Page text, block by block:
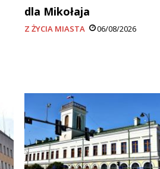
dla Mikołaja
Z ŻYCIA MIASTA 06/08/2026